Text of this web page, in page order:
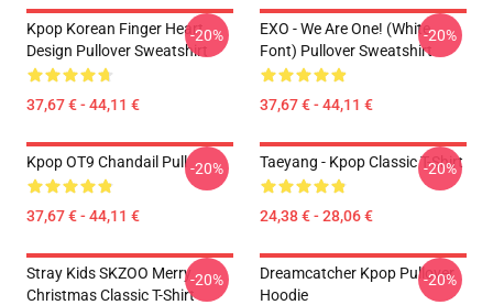
Kpop Korean Finger Heart
Design Pullover Sweatshirt
37,67 € - 44,11 €
-20%
EXO - We Are One! (White
Font) Pullover Sweatshirt
37,67 € - 44,11 €
-20%
Kpop OT9 Chandail Pull
37,67 € - 44,11 €
-20% Taeyang - Kpop Classic T-Shirt
24,38 € - 28,06 €
-20%
Stray Kids SKZOO Merry
Christmas Classic T-Shirt
-20%
Dreamcatcher Kpop Pullover
Hoodie
-20%